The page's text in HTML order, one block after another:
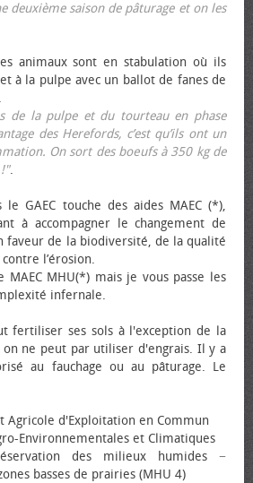
deuxième saison de pâturage et on les
animaux sont en stabulation où ils
à la pulpe avec un ballot de fanes de
de la pulpe et du tourteau en phase
des Herefords, c’est qu’ils ont un
On sort des bœufs à 350 kg de
!".
le GAEC touche des aides MAEC (*),
à accompagner le changement de
faveur de la biodiversité, de la qualité
l’érosion.
MHU(*) mais je vous passe les
infernale.
fertiliser ses sols à l'exception de la
on ne peut par utiliser d'engrais. Il y a
au fauchage ou au pâturage. Le
Agricole d'Exploitation en Commun
Environnementales et Climatiques
des milieux humides −
basses de prairies (MHU 4)